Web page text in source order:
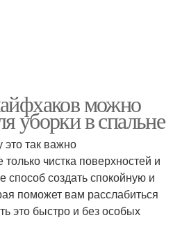
можно
уборки в спальне
так важно
чистка поверхностей и
создать спокойную и
поможет вам расслабиться
это быстро и без особых